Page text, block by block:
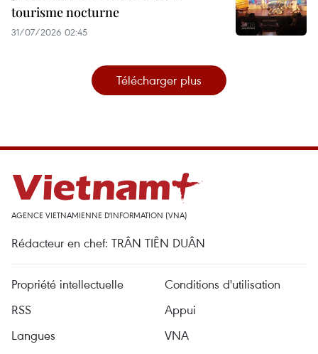
tourisme nocturne
31/07/2026 02:45
Télécharger plus
AGENCE VIETNAMIENNE D'INFORMATION (VNA)
Rédacteur en chef: TRÂN TIÊN DUÂN
Propriété intellectuelle
Conditions d'utilisation
RSS
Appui
Langues
VNA